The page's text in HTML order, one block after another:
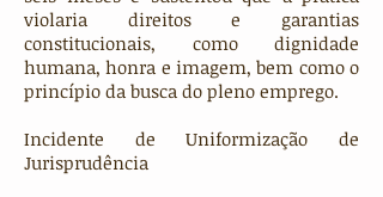
violaria direitos e garantias
constitucionais, como dignidade
humana, honra e imagem, bem como o
princípio da busca do pleno emprego.
Incidente de Uniformização de
Jurisprudência